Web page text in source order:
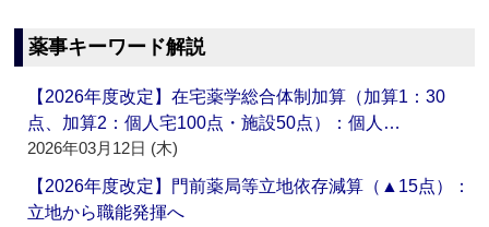
薬事キーワード解説
【2026年度改定】在宅薬学総合体制加算（加算1：30
点、加算2：個人宅100点・施設50点）：個人…
2026年03月12日 (木)
【2026年度改定】門前薬局等立地依存減算（▲15点）：
立地から職能発揮へ